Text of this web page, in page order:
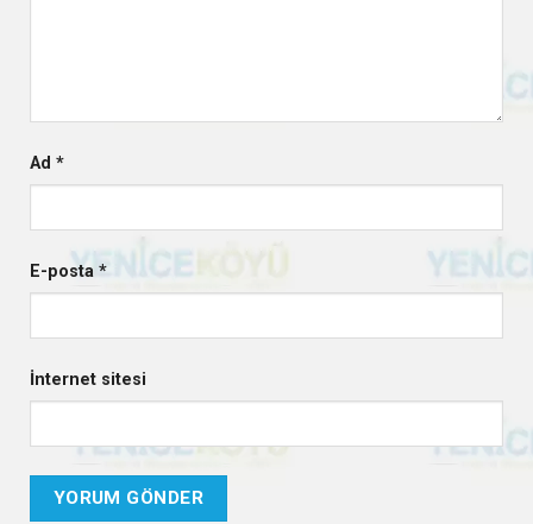
Ad *
E-posta *
İnternet sitesi